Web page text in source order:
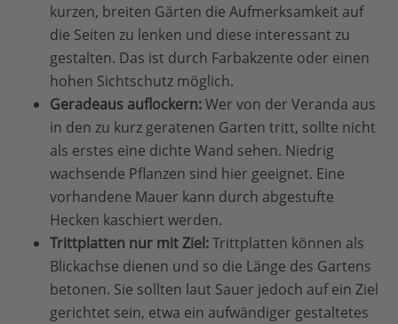
kurzen, breiten Gärten die Aufmerksamkeit auf
die Seiten zu lenken und diese interessant zu
gestalten. Das ist durch Farbakzente oder einen
hohen Sichtschutz möglich.
Geradeaus auflockern:Wer von der Veranda aus
in den zu kurz geratenen Garten tritt, sollte nicht
als erstes eine dichte Wand sehen. Niedrig
wachsende Pflanzen sind hier geeignet. Eine
vorhandene Mauer kann durch abgestufte
Hecken kaschiert werden.
Trittplatten nur mit Ziel:Trittplatten können als
Blickachse dienen und so die Länge des Gartens
betonen. Sie sollten laut Sauer jedoch auf ein Ziel
gerichtet sein, etwa ein aufwändiger gestaltetes